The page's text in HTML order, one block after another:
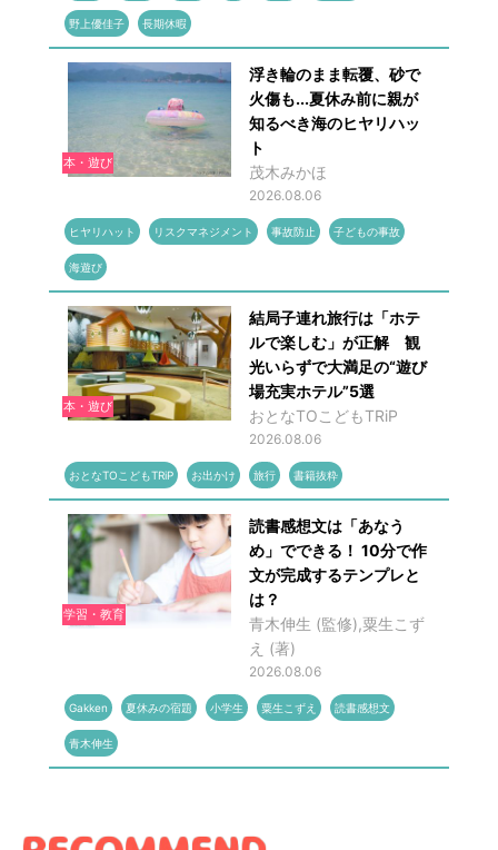
野上優佳子 長期休暇
本・遊び
浮き輪のまま転覆、砂で
火傷も...夏休み前に親が
知るべき海のヒヤリハッ
ト
茂木みかほ
2026.08.06
ヒヤリハット リスクマネジメント 事故防止 子どもの事故
海遊び
本・遊び
結局子連れ旅行は「ホテ
ルで楽しむ」が正解 観
光いらずで大満足の“遊び
場充実ホテル”5選
おとなTOこどもTRiP
2026.08.06
おとなTOこどもTRiP お出かけ 旅行 書籍抜粋
学習・教育
読書感想文は「あなう
め」でできる！ 10分で作
文が完成するテンプレと
は？
青木伸生 (監修),粟生こず
え (著)
2026.08.06
Gakken 夏休みの宿題 小学生 粟生こずえ 読書感想文
青木伸生